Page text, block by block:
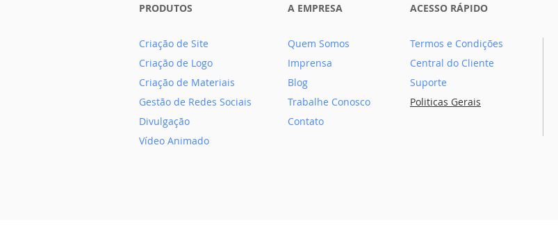
PRODUTOS A EMPRESA ACESSO RÁPIDO
Criação de Site
Criação de Logo
Criação de Materiais
Gestão de Redes Sociais
Divulgação
Vídeo Animado
Quem Somos
Imprensa
Blog
Trabalhe Conosco
Contato
Termos e Condições
Central do Cliente
Suporte
Politicas Gerais